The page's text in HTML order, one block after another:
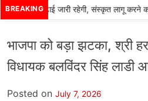
BREAKING
पंजाबी की पढ़ाई जारी रहेगी, संस्कृत लागू करने
भाजपा को बड़ा झटका, श्री
विधायक बलविंदर सिंह लाडी
Posted on July 7, 2026